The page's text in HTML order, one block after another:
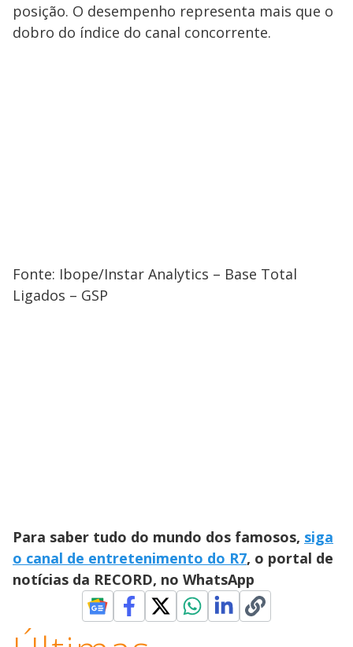
posição. O desempenho representa mais que o
dobro do índice do canal concorrente.
Fonte: Ibope/Instar Analytics – Base Total
Ligados – GSP
Para saber tudo do mundo dos famosos, siga
o canal de entretenimento do R7, o portal de
notícias da RECORD, no WhatsApp